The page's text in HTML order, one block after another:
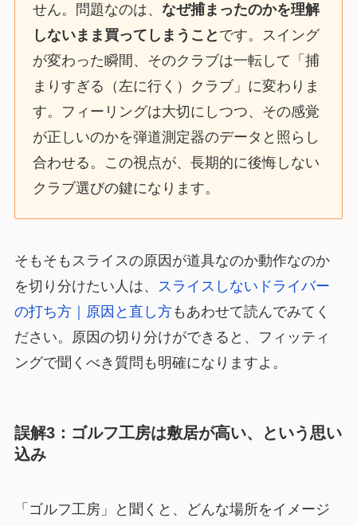
せん。問題なのは、なぜ捕まったのかを理解
しないまま買ってしまうこと です。スイング
が変わった瞬間、そのクラブは一転して「捕
まりすぎる（左に行く）クラブ」に変わりま
す。フィーリングは大切にしつつ、その感覚
が正しいのかを弾道測定器のデータと照らし
合わせる。この視点が、長期的に後悔しない
クラブ選びの鍵になります。
そもそもスライスの原因が道具なのか動作なのか
を切り分けたい人は、
スライスしないドライバー
の打ち方｜原因と直し方もあわせて読んでみてく
ださい。原因の切り分けができると、フィッティ
ングで聞くべき質問も明確になりますよ。
誤解3：ゴルフ工房は敷居が高い、という思い
込み
「ゴルフ工房」と聞くと、どんな場所をイメージ